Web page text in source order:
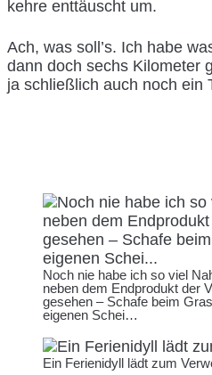
kehre enttäuscht um.
Ach, was soll’s. Ich habe
dann doch sechs Kilometer
ja schließlich auch noch ein
Noch nie habe ich so viel
neben dem Endprodukt der
gesehen – Schafe beim
eigenen Schei…
Ein Ferienidyll lädt zum